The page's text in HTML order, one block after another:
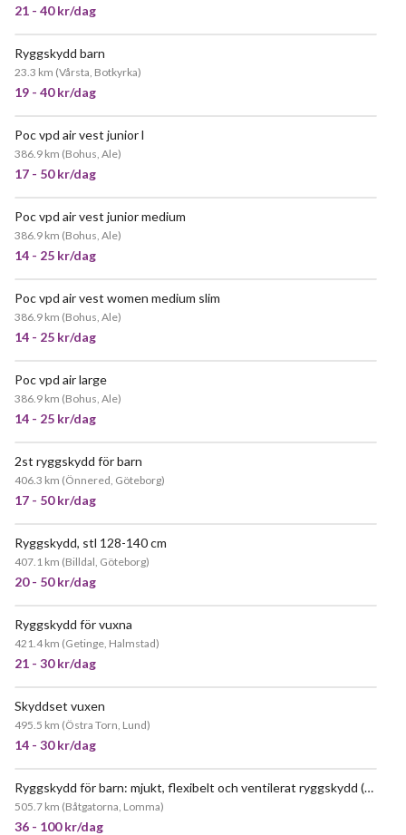
21 - 40 kr/dag
Ryggskydd barn
23.3 km (Vårsta, Botkyrka)
19 - 40 kr/dag
Poc vpd air vest junior l
386.9 km (Bohus, Ale)
17 - 50 kr/dag
Poc vpd air vest junior medium
386.9 km (Bohus, Ale)
14 - 25 kr/dag
Poc vpd air vest women medium slim
386.9 km (Bohus, Ale)
14 - 25 kr/dag
Poc vpd air large
386.9 km (Bohus, Ale)
14 - 25 kr/dag
2st ryggskydd för barn
406.3 km (Önnered, Göteborg)
17 - 50 kr/dag
Ryggskydd, stl 128-140 cm
407.1 km (Billdal, Göteborg)
20 - 50 kr/dag
Ryggskydd för vuxna
421.4 km (Getinge, Halmstad)
21 - 30 kr/dag
Skyddset vuxen
495.5 km (Östra Torn, Lund)
14 - 30 kr/dag
Ryggskydd för barn: mjukt, flexibelt och ventilerat ryggskydd (storlek junior medium)
505.7 km (Båtgatorna, Lomma)
36 - 100 kr/dag